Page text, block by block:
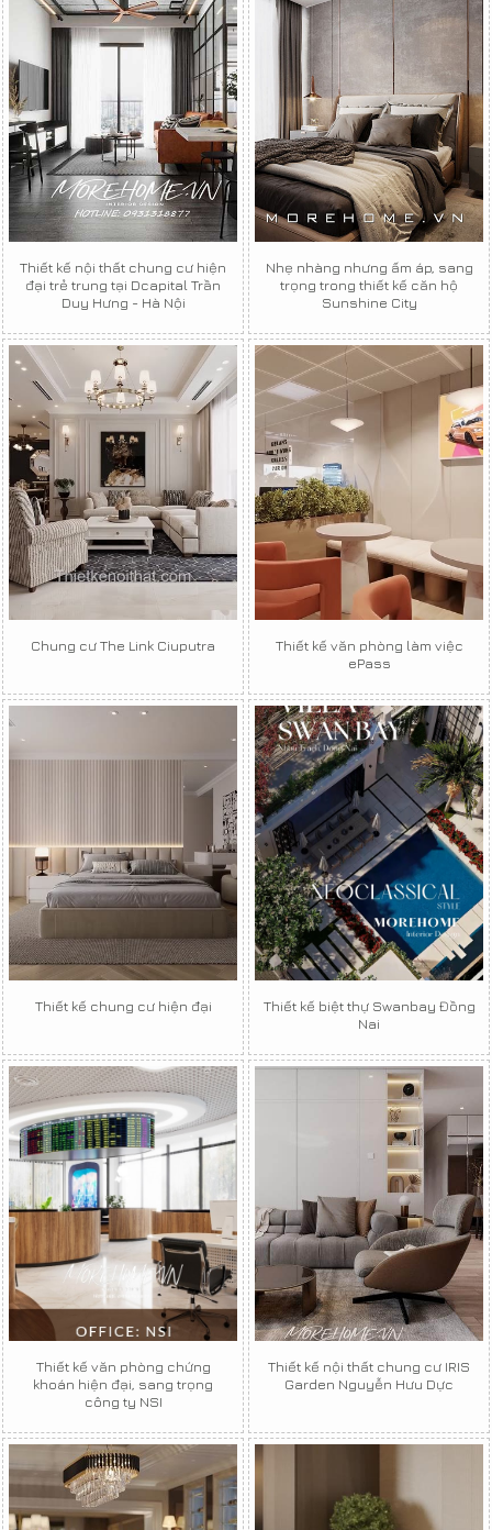
Thiết kế nội thất chung cư hiện
đại trẻ trung tại Dcapital Trần
Duy Hưng - Hà Nội
Nhẹ nhàng nhưng ấm áp, sang
trọng trong thiết kế căn hộ
Sunshine City
Chung cư The Link Ciuputra
Thiết kế văn phòng làm việc
ePass
Thiết kế chung cư hiện đại
Thiết kế biệt thự Swanbay Đồng
Nai
Thiết kế văn phòng chứng
khoán hiện đại, sang trọng
công ty NSI
Thiết kế nội thất chung cư IRIS
Garden Nguyễn Hưu Dực